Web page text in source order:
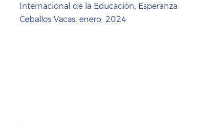
Internacional de la Educación, Esperanza
Ceballos Vacas, enero, 2024